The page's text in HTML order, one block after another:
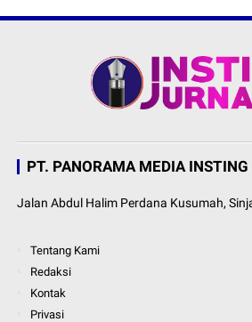
PT. PANORAMA MEDIA INSTING
Jalan Abdul Halim Perdana Kusumah,
Tentang Kami
Redaksi
Kontak
Privasi